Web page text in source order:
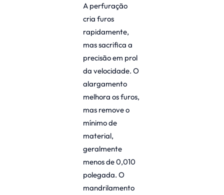
A perfuração
cria furos
rapidamente,
mas sacrifica a
precisão em prol
da velocidade. O
alargamento
melhora os furos,
mas remove o
mínimo de
material,
geralmente
menos de 0,010
polegada. O
mandrilamento